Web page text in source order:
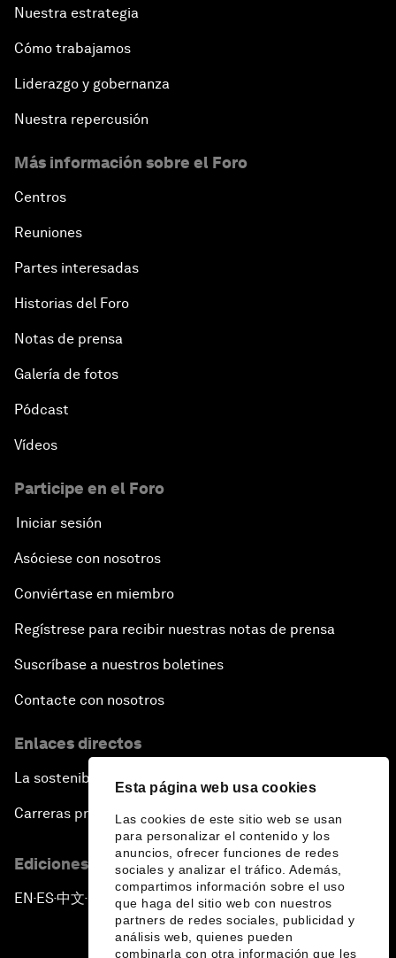
Esta página web usa cookies
Las cookies de este sitio web se usan
para personalizar el contenido y los
anuncios, ofrecer funciones de redes
sociales y analizar el tráfico. Además,
compartimos información sobre el uso
que haga del sitio web con nuestros
partners de redes sociales, publicidad y
análisis web, quienes pueden
combinarla con otra información que les
Nuestra estrategia
Cómo trabajamos
Liderazgo y gobernanza
Nuestra repercusión
Más información sobre el Foro
Centros
Reuniones
Partes interesadas
Historias del Foro
Notas de prensa
Galería de fotos
Pódcast
Vídeos
Participe en el Foro
Iniciar sesión
Asóciese con nosotros
Conviértase en miembro
Regístrese para recibir nuestras notas de prensa
Suscríbase a nuestros boletines
Contacte con nosotros
Enlaces directos
La sostenibilidad en el Foro
Carreras profesionales
Ediciones en otros idiomas
EN ▪ES▪中文▪ 日本語